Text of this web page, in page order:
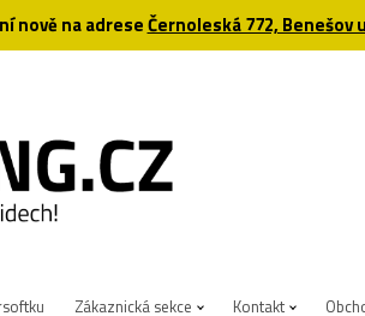
nově na adreseČernoleská 772, Benešov
Zákaznická sekce Kontakt